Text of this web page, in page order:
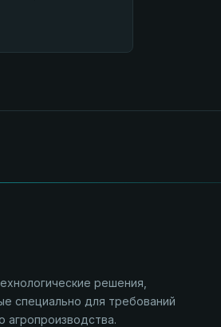
решения,
специально для требований
агропроизводства.